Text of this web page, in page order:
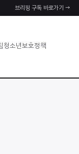
브리핑 구독 바로가기 →
청소년보호정책